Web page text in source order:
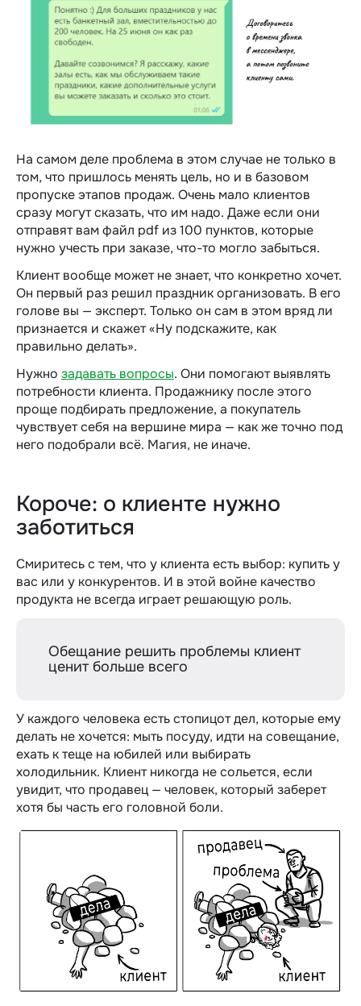
На самом деле проблема в этом случае не только в
том, что пришлось менять цель, но и в базовом
пропуске этапов продаж. Очень мало клиентов
сразу могут сказать, что им надо. Даже если они
отправят вам файл pdf из 100 пунктов, которые
нужно учесть при заказе, что-то могло забыться.
Клиент вообще может не знает, что конкретно хочет.
Он первый раз решил праздник организовать. В его
голове вы — эксперт. Только он сам в этом вряд ли
признается и скажет «Ну подскажите, как
правильно делать».
Нужно задавать вопросы. Они помогают выявлять
потребности клиента. Продажнику после этого
проще подбирать предложение, а покупатель
чувствует себя на вершине мира — как же точно под
него подобрали всё. Магия, не иначе.
Короче: о клиенте нужно
заботиться
Смиритесь с тем, что у клиента есть выбор: купить у
вас или у конкурентов. И в этой войне качество
продукта не всегда играет решающую роль.
Обещание решить проблемы клиент
ценит больше всего
У каждого человека есть стопицот дел, которые ему
делать не хочется: мыть посуду, идти на совещание,
ехать к теще на юбилей или выбирать
холодильник. Клиент никогда не сольется, если
увидит, что продавец — человек, который заберет
хотя бы часть его головной боли.